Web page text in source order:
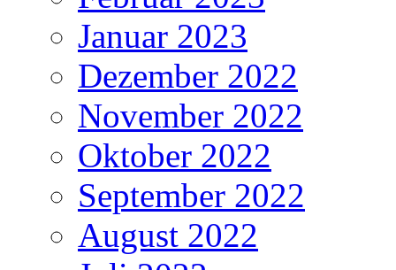
Januar 2023
Dezember 2022
November 2022
Oktober 2022
September 2022
August 2022